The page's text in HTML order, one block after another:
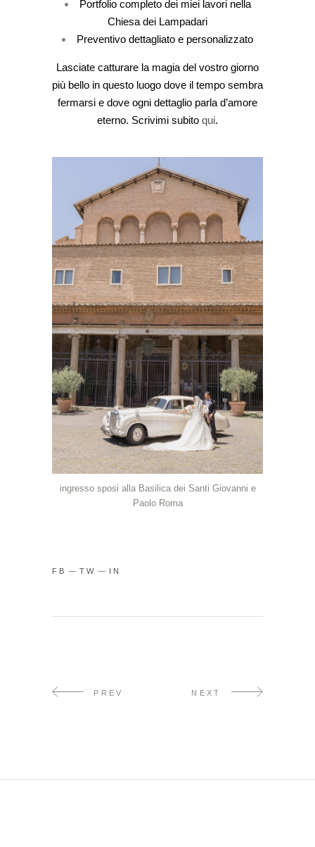
Portfolio completo dei miei lavori nella
Chiesa dei Lampadari
Preventivo dettagliato e personalizzato
Lasciate catturare la magia del vostro giorno
più bello in questo luogo dove il tempo sembra
fermarsi e dove ogni dettaglio parla d’amore
eterno. Scrivimi subito qui.
ingresso sposi alla Basilica dei Santi Giovanni e
Paolo Roma
FB TW IN
PREV NEXT